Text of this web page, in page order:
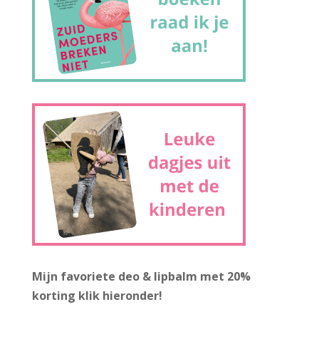
Mijn favoriete deo & lipbalm met 20%
korting klik hieronder!